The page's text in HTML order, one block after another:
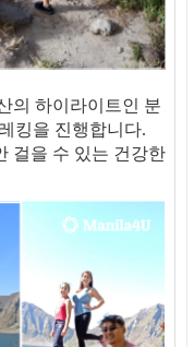
의 하이라이트인 분
킹을 진행합니다.
걸을 수 있는 건강한